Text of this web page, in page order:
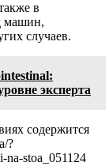
в
машин,
случаев.
эксперта
содержится
?
na-stoa_051124